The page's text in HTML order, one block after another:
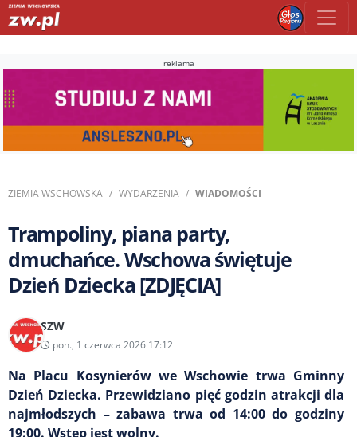
reklama
ZIEMIA WSCHOWSKA WYDARZENIA WIADOMOŚCI
Trampoliny, piana party,
dmuchańce. Wschowa świętuje
Dzień Dziecka [ZDJĘCIA]
SZW
pon., 1 czerwca 2026 17:12
Na Placu Kosynierów we Wschowie trwa Gminny
Dzień Dziecka. Przewidziano pięć godzin atrakcji dla
najmłodszych – zabawa trwa od 14:00 do godziny
19:00. Wstęp jest wolny.